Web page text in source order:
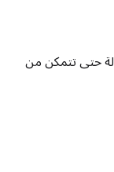
حتى تتمكن من